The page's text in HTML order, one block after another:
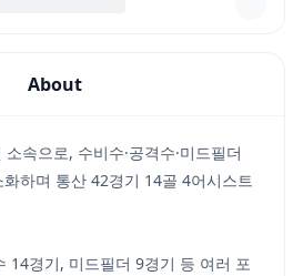
About
속으로, 수비수·공격수·미드필더
하며 통산 42경기 14골 4어시스트
14경기, 미드필더 9경기 등 여러 포